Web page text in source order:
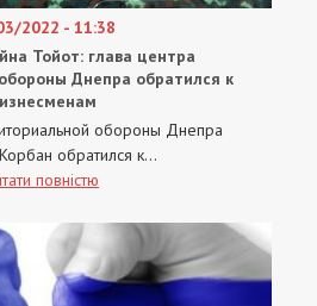
2022 - 11:38
Тойот: глава центра
Днепра обратился к
обороны Днепра
обратился к...
повністю